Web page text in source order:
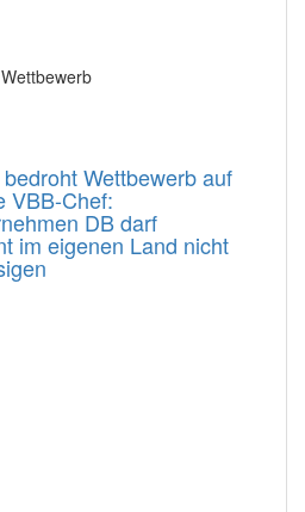
Wettbewerb auf
VBB-Chef:
DB darf
im eigenen Land nicht